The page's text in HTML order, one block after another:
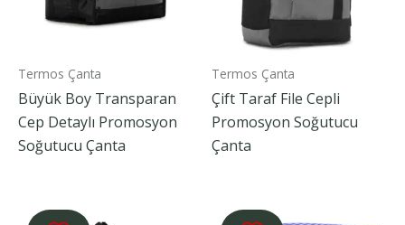
Termos Çanta
Büyük Boy Transparan
Cep Detaylı Promosyon
Soğutucu Çanta
Termos Çanta
Çift Taraf File Cepli
Promosyon Soğutucu
Çanta